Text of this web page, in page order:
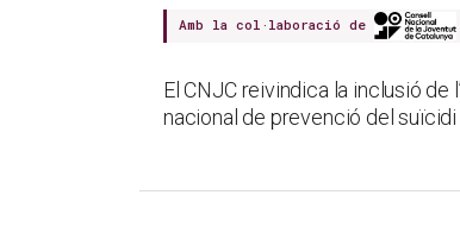
Amb la col·laboració de
El CNJC reivindica la inclusió
nacional de prevenció del